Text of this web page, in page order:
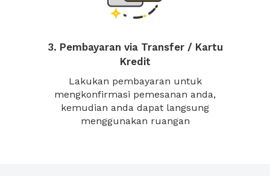
3. Pembayaran via Transfer / Kartu
Kredit
Lakukan pembayaran untuk
mengkonfirmasi pemesanan anda,
kemudian anda dapat langsung
menggunakan ruangan